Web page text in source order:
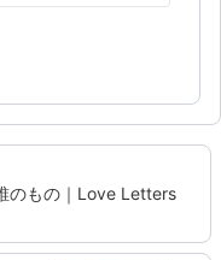
のもの｜Love Letters